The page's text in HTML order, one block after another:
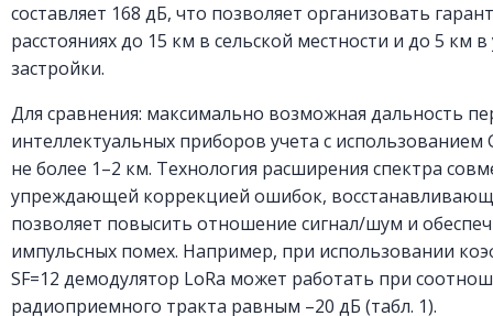
составляет 168 дБ, что позволяет организовать
расстояниях до 15 км в сельской местности и до 5 км
застройки.
Для сравнения: максимально возможная дальность
интеллектуальных приборов учета с использованием
не более 1–2 км. Технология расширения спектра
упреждающей коррекцией ошибок,
позволяет повысить отношение сигнал/шум и
импульсных помех. Например, при использовании
SF=12 демодулятор LoRa может работать при
радиоприемного тракта равным –20 дБ (табл. 1).